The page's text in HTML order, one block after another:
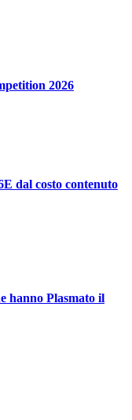
2026
dal costo contenuto
hanno Plasmato il